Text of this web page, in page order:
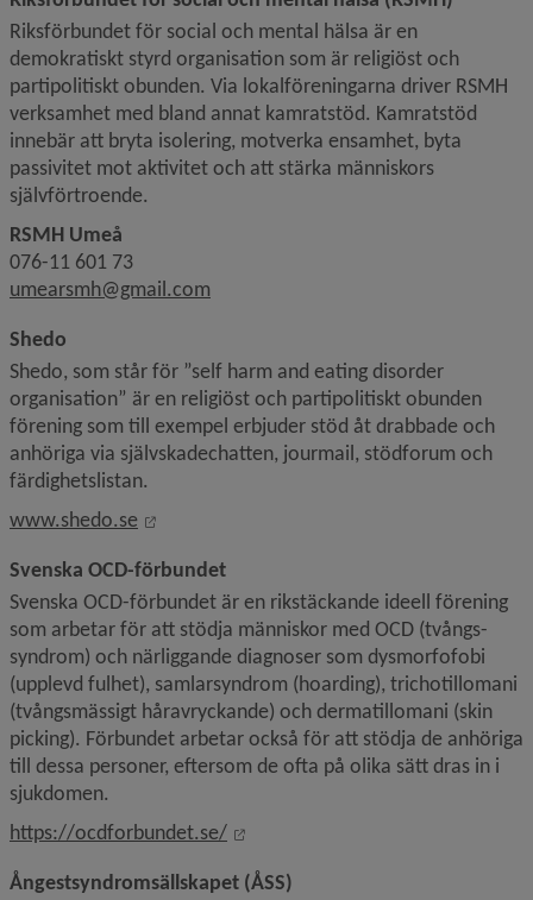
Riksförbundet för social och mental hälsa är en
demokratiskt styrd organisation som är religiöst och
partipolitiskt obunden. Via lokalföreningarna driver RSMH
verksamhet med bland annat kamratstöd. Kamratstöd
innebär att bryta isolering, motverka ensamhet, byta
passivitet mot aktivitet och att stärka människors
självförtroende.
RSMH Umeå
076-11 601 73
umearsmh@gmail.com
Shedo
Shedo, som står för ”self harm and eating disorder
organisation” är en religiöst och partipolitiskt obunden
förening som till exempel erbjuder stöd åt drabbade och
anhöriga via självskadechatten, jourmail, stödforum och
färdighetslistan.
www.shedo.se
Länk till annan webbplats, öppnas i nytt
Svenska OCD-förbundet
Svenska OCD-förbundet är en rikstäckande ideell förening
som arbetar för att stödja människor med OCD (tvångs­
syndrom) och närliggande diagnoser som dysmorfofobi
(upplevd fulhet), samlarsyndrom (hoarding), trichotillomani
(tvångsmässigt håravryckande) och dermatillomani (skin
picking). Förbundet arbetar också för att stödja de anhöriga
till dessa personer, eftersom de ofta på olika sätt dras in i
sjukdomen.
https://ocdforbundet.se/
Länk till annan webbplats,
Ångestsyndromsällskapet (ÅSS)